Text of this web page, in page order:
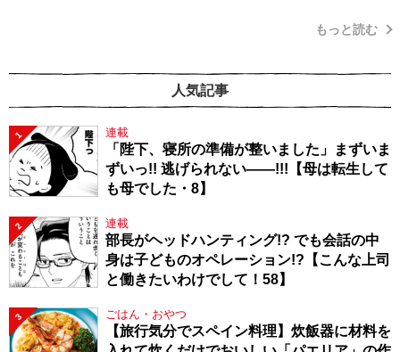
もっと読む
人気記事
1 連載
「陛下、寝所の準備が整いました」まずいま
ずいっ!! 逃げられない――!!!【母は転生して
も母でした・8】
2 連載
部長がヘッドハンティング!? でも会話の中
身は子どものオペレーション!?【こんな上司
と働きたいわけでして！58】
3 ごはん・おやつ
【旅行気分でスペイン料理】炊飯器に材料を